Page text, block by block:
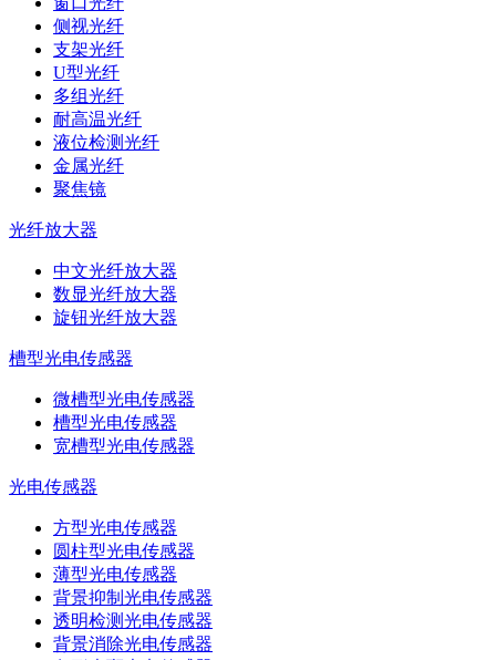
侧视光纤
支架光纤
U型光纤
多组光纤
耐高温光纤
液位检测光纤
金属光纤
聚焦镜
光纤放大器
中文光纤放大器
数显光纤放大器
旋钮光纤放大器
槽型光电传感器
微槽型光电传感器
槽型光电传感器
宽槽型光电传感器
光电传感器
方型光电传感器
圆柱型光电传感器
薄型光电传感器
背景抑制光电传感器
透明检测光电传感器
背景消除光电传感器